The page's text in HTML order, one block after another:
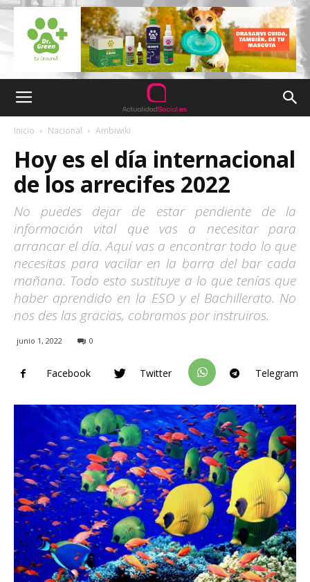
Inicio Nacional Ambiwiki
Hoy es el día internacional
de los arrecifes 2022
No puedes dejar de estar pendiente de la
información vital que vas a necesitar para
arrancar el día. Aquí vas a encontrar todo lo que
necesitas para vacilar en la barra del bar cada
mañana. Todo esto sustituye a lo que tenías que
haber aprendido en la ESO y el Bachillerato. No
nos des las gracias, cobramos por instruiros.
junio 1, 2022 0
Facebook Twitter Telegram